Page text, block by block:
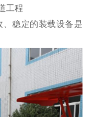
工程
稳定的装载设备是